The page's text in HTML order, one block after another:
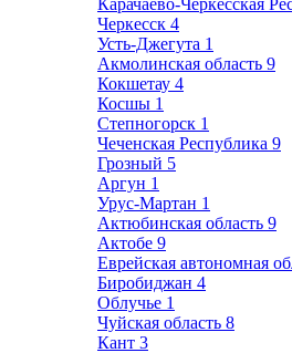
Карачаево-Черкесская
Черкесск 4
Усть-Джегута 1
Акмолинская область 9
Кокшетау 4
Косшы 1
Степногорск 1
Чеченская Республика 9
Грозный 5
Аргун 1
Урус-Мартан 1
Актюбинская область 9
Актобе 9
Еврейская автономная
Биробиджан 4
Облучье 1
Чуйская область 8
Кант 3